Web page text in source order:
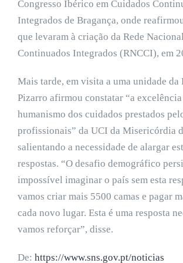
Congresso Ibérico em Cuidados
Integrados de Bragança, onde
que levaram à criação da Rede
Continuados Integrados (RNCCI), em
Mais tarde, em visita a uma unidade da
Pizarro afirmou constatar “a excelência
humanismo dos cuidados prestados
profissionais” da UCI da Misericórdia
salientando a necessidade de alargar
respostas. “O desafio demográfico
impossível imaginar o país sem esta
vamos criar mais 5500 camas e pagar
cada novo lugar. Esta é uma resposta
vamos reforçar”, disse.
De: https://www.sns.gov.pt/noticias